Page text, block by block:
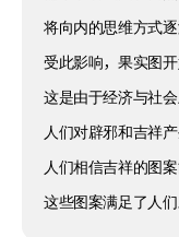
将向内的思维方式
受此影响，果实图
这是由于经济与社会
人们对辟邪和吉祥
人们相信吉祥的图
这些图案满足了人们